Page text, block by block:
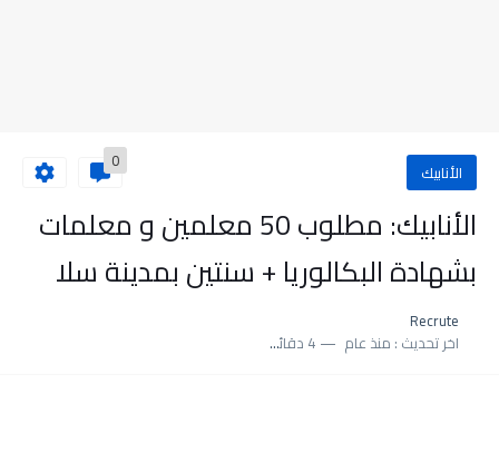
الأنابيك 0
الأنابيك: مطلوب 50 معلمين و معلمات
بشهادة البكالوريا + سنتين بمدينة سلا
Recrute
اخر تحديث : منذ عام 4 دقائق للقراءة